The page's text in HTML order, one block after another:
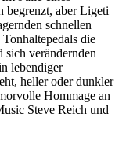
begrenzt, aber Ligeti
schnellen
die
sich verändernden
lebendiger
heller oder dunkler
Hommage an
Steve Reich und